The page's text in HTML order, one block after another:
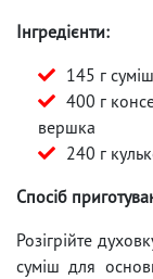
Інгредієнти:
145 г
400 г
вершка
240 г
Спосіб
Розігрійте
суміш для